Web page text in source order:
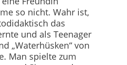
so nicht. Wahr ist,
das
und als Teenager
„Waterhüsken“ von
Man spielte zum